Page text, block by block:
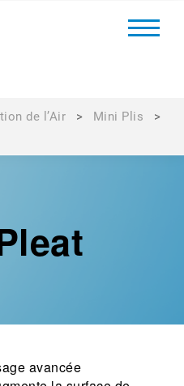
de l’Air > Mini Plis
>
avancée